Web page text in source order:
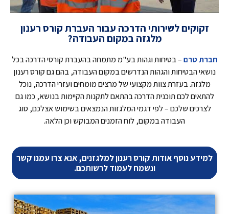
זקוקים לשירותי הדרכה עבור העברת קורס רענון
מלגזה במקום העבודה?
חברת טרם– בטיחות וגהות בע"מ מתמחה בהעברת קורסי הדרכה בכל
נושאי הבטיחות והגהות הנדרשים במקום העבודה, בהם גם קורס רענון
מלגזה. בעזרת צוות מקצועי של מרצים מומחים ועזרי הדרכה, נוכל
להתאים לכם תוכנית הדרכה בהתאם לתקנות הקיימות בנושא, כמו גם
לצרכים שלכם – לפי דגמי המלגזות הנמצאים בשימוש אצלכם, סוג
העבודה במקום, לוח הזמנים המבוקש וכן הלאה.
למידע נוסף אודות קורס רענון למלגזנים, אנא צרו עמנו קשר
ונשמח לעמוד לרשותכם.